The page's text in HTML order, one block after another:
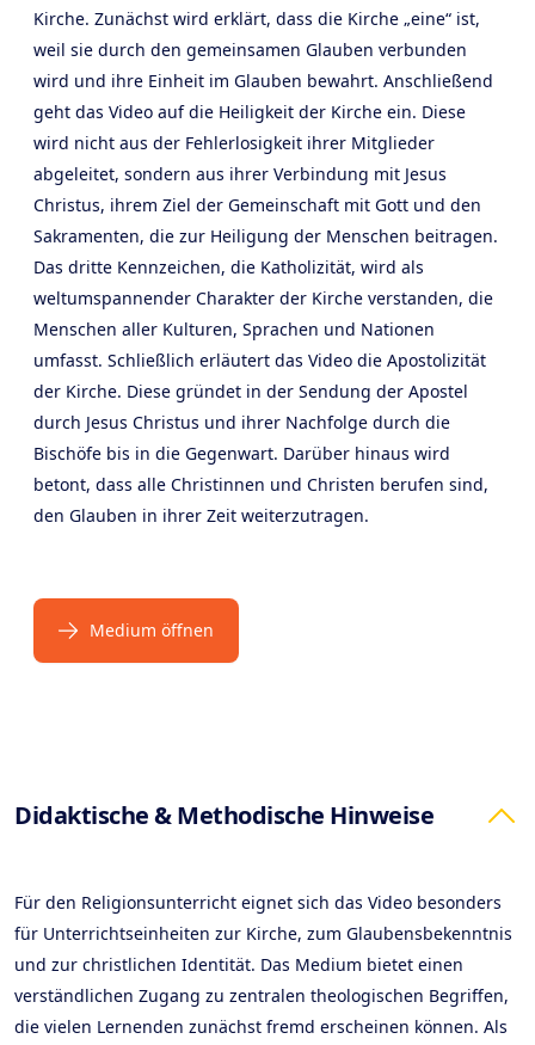
Kirche. Zunächst wird erklärt, dass die Kirche „eine“ ist,
weil sie durch den gemeinsamen Glauben verbunden
wird und ihre Einheit im Glauben bewahrt. Anschließend
geht das Video auf die Heiligkeit der Kirche ein. Diese
wird nicht aus der Fehlerlosigkeit ihrer Mitglieder
abgeleitet, sondern aus ihrer Verbindung mit Jesus
Christus, ihrem Ziel der Gemeinschaft mit Gott und den
Sakramenten, die zur Heiligung der Menschen beitragen.
Das dritte Kennzeichen, die Katholizität, wird als
weltumspannender Charakter der Kirche verstanden, die
Menschen aller Kulturen, Sprachen und Nationen
umfasst. Schließlich erläutert das Video die Apostolizität
der Kirche. Diese gründet in der Sendung der Apostel
durch Jesus Christus und ihrer Nachfolge durch die
Bischöfe bis in die Gegenwart. Darüber hinaus wird
betont, dass alle Christinnen und Christen berufen sind,
den Glauben in ihrer Zeit weiterzutragen.
Medium öffnen
Products
Didaktische & Methodische Hinweise
Für den Religionsunterricht eignet sich das Video besonders
für Unterrichtseinheiten zur Kirche, zum Glaubensbekenntnis
und zur christlichen Identität. Das Medium bietet einen
verständlichen Zugang zu zentralen theologischen Begriffen,
die vielen Lernenden zunächst fremd erscheinen können. Als